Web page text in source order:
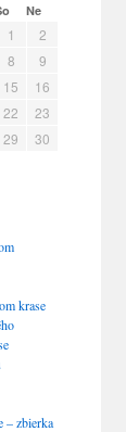
Ne
1
2
8
9
15
16
22
23
29
30
krase
– zbierka